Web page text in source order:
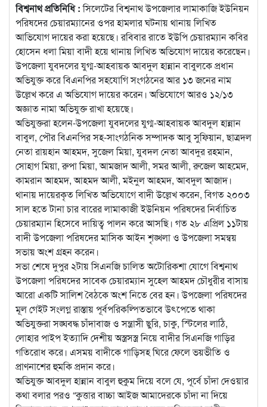
বিশ্বনাথ প্রতিনিধি :সিলেটের বিশ্বনাথ উপজেলার লামাকাজি ইউনিয়ন
পরিষদের চেয়ারম্যানের ওপর হামলার ঘটনায় থানায় লিখিত
আভিযোগ দায়ের করা হয়েছে। রবিবার রাতে ইউপি চেয়ারম্যান কবির
হোসেন ধলা মিয়া বাদী হয়ে থানায় লিখিত অভিযোগ দায়ের করেছেন।
উপজেলা যুবদলের যুগ্ম-আহবায়ক আবদুল হান্নান বাবুলকে প্রধান
অভিযুক্ত করে বিএনপির সহযোগি সংগঠনের আর ১৩ জনের নাম
উল্লেখ করে এ অভিযোগ দায়ের করেন। অভিযোগে আরও ১২/১৩
অজ্ঞাত নামা অভিযুক্ত রাখা হয়েছে।
অভিযুক্তরা হলেন-উপজেলা যুবদলের যুগ্ম-আহবায়ক আবদুল হান্নান
বাবুল, পৌর বিএনপির সহ-সাংগঠনিক সম্পাদক আবু সুফিয়ান, ছাত্রদল
নেতা রায়হান আহমদ, সুজেল মিয়া, যুবদল নেতা আবদুর রহমান,
সোহাগ মিয়া, রুপা মিয়া, আমজাদ আলী, সমর আলী, রুজেল আহমেদ,
কামরান আহমদ, আহমদ আলী, মইনুল আহমদ, আবদুল আজাদ।
থানায় দায়েরকৃত লিখিত অভিযোগে বাদী উল্লেখ করেন, বিগত ২০০৩
সাল হতে টানা চার বারের লামাকাজী ইউনিয়ন পরিষদের নির্বাচিত
চেয়ারম্যান হিসেবে দায়িত্ব পালন করে আসছি। গত ২৮ এপ্রিল ১১টায়
বাদী উপজেলা পরিষদের মাসিক আইন শৃঙ্খলা ও উপজেলা সমন্বয়
সভায় অংশ গ্রহন করেন।
সভা শেষে দুপুর ২টায় সিএনজি চালিত অটোরিকশা যোগে বিশ্বনাথ
উপজেলা পরিষদের সাবেক চেয়ারম্যান সুহেল আহমদ চৌধুরীর বাসায়
আরো একটি সালিশ বৈঠকে অংশ নিতে বের হন। উপজেলা পরিষদের
মূল গেইট সংলগ্ন রাস্তায় পূর্বপরিকল্পিতভাবে উৎপেতে থাকা
অভিযুক্তরা সঙ্ঘবদ্ধ চাঁদাবাজ ও সন্ত্রাসী ছুরি, চাকু, স্টিলের লাঠি,
লোহার পাইপ ইত্যাদি দেশীয় অস্ত্রসস্ত্র নিয়ে বাদীর সিএনজি গাড়ির
গতিরোধ করে। এসময় বাদীকে গাড়িসহ ঘিরে ফেলে ভয়ভীতি ও
প্রাণনাশের হুমকি প্রদান করে।
অভিযুক্ত আবদুল হান্নান বাবুল হুকুম দিয়ে বলে যে, পূর্বে চাঁদা দেওয়ার
কথা বলার পরও “কুত্তার বাচ্চা আইজ আমাদেরকে চাঁদা না দিয়ে